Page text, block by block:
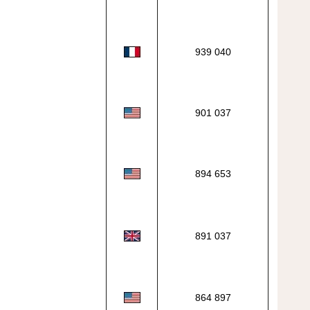
939 040
901 037
894 653
891 037
864 897